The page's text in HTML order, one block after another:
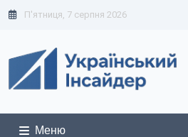
П'ятниця, 7 серпня 2026
Меню